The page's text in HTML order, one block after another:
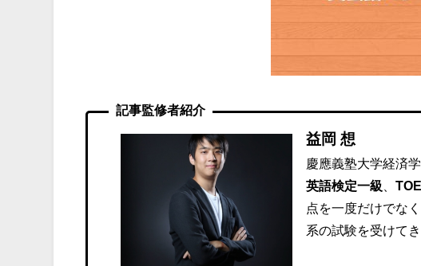
記事監修者紹介
益岡 想
慶應義塾大学経済
英語検定一級
点を一度だけでなく
系の試験を受けて